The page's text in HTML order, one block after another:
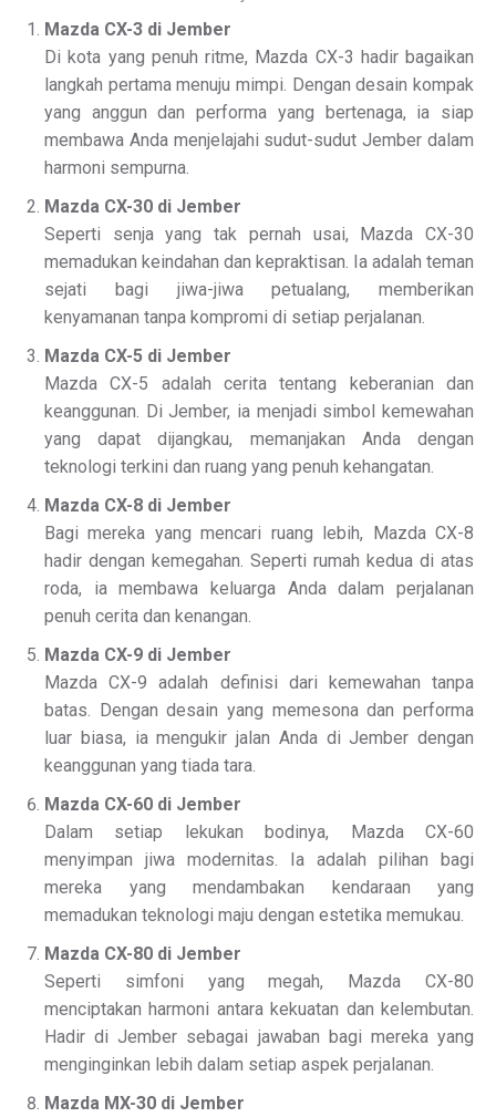
Mazda CX-3 di Jember
Di kota yang penuh ritme, Mazda CX-3 hadir bagaikan
langkah pertama menuju mimpi. Dengan desain kompak
yang anggun dan performa yang bertenaga, ia siap
membawa Anda menjelajahi sudut-sudut Jember dalam
harmoni sempurna.
Mazda CX-30 di Jember
Seperti senja yang tak pernah usai, Mazda CX-30
memadukan keindahan dan kepraktisan. Ia adalah teman
sejati bagi jiwa-jiwa petualang, memberikan
kenyamanan tanpa kompromi di setiap perjalanan.
Mazda CX-5 di Jember
Mazda CX-5 adalah cerita tentang keberanian dan
keanggunan. Di Jember, ia menjadi simbol kemewahan
yang dapat dijangkau, memanjakan Anda dengan
teknologi terkini dan ruang yang penuh kehangatan.
Mazda CX-8 di Jember
Bagi mereka yang mencari ruang lebih, Mazda CX-8
hadir dengan kemegahan. Seperti rumah kedua di atas
roda, ia membawa keluarga Anda dalam perjalanan
penuh cerita dan kenangan.
Mazda CX-9 di Jember
Mazda CX-9 adalah definisi dari kemewahan tanpa
batas. Dengan desain yang memesona dan performa
luar biasa, ia mengukir jalan Anda di Jember dengan
keanggunan yang tiada tara.
Mazda CX-60 di Jember
Dalam setiap lekukan bodinya, Mazda CX-60
menyimpan jiwa modernitas. Ia adalah pilihan bagi
mereka yang mendambakan kendaraan yang
memadukan teknologi maju dengan estetika memukau.
Mazda CX-80 di Jember
Seperti simfoni yang megah, Mazda CX-80
menciptakan harmoni antara kekuatan dan kelembutan.
Hadir di Jember sebagai jawaban bagi mereka yang
menginginkan lebih dalam setiap aspek perjalanan.
Mazda MX-30 di Jember